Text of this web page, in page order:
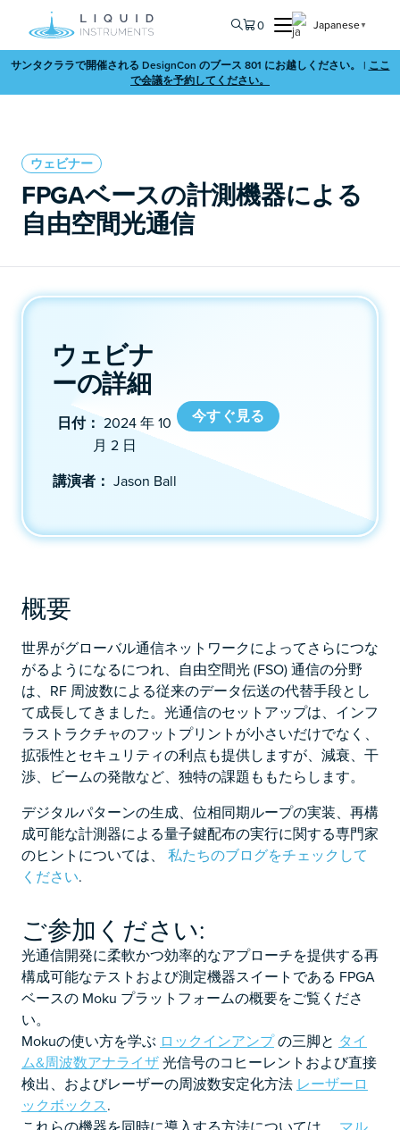
0 Japanese▼
サンタクララで開催される DesignCon のブース 801 にお越しください。 | ここ
で会議を予約してください。
ウェビナー
FPGAベースの計測機器による
自由空間光通信
ウェビナ
ーの詳細
日付： 2024 年 10
月 2 日
講演者： Jason Ball
今すぐ見る
概要
世界がグローバル通信ネットワークによってさらにつな
がるようになるにつれ、自由空間光 (FSO) 通信の分野
は、RF 周波数による従来のデータ伝送の代替手段とし
て成長してきました。光通信のセットアップは、インフ
ラストラクチャのフットプリントが小さいだけでなく、
拡張性とセキュリティの利点も提供しますが、減衰、干
渉、ビームの発散など、独特の課題ももたらします。
デジタルパターンの生成、位相同期ループの実装、再構
成可能な計測器による量子鍵配布の実行に関する専門家
のヒントについては、 私たちのブログをチェックして
ください.
ご参加ください:
光通信開発に柔軟かつ効率的なアプローチを提供する再
構成可能なテストおよび測定機器スイートである FPGA
ベースの Moku プラットフォームの概要をご覧くださ
い。
Mokuの使い方を学ぶ ロックインアンプの三脚と タイ
ム&周波数アナライザ光信号のコヒーレントおよび直接
検出、およびレーザーの周波数安定化方法 レーザーロ
ックボックス.